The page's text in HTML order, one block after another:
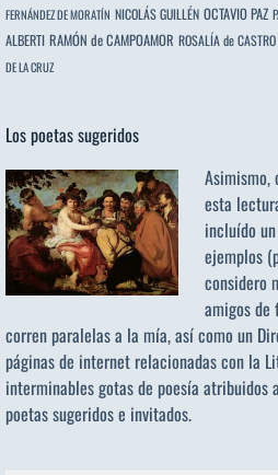
FERNÁNDEZ DE MORATÍN NICOLÁS GUILLÉN OCTAVIO PAZ
ALBERTI RAMÓN de CAMPOAMOR ROSALÍA de CASTRO
DE LA CRUZ
Los poetas sugeridos
Asimismo,
esta
incluído
ejemplos
considero
amigos
corren paralelas a la mía, así como un
páginas de internet relacionadas con la
interminables gotas de poesía atribuidos
poetas sugeridose invitados.